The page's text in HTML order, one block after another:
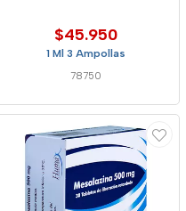
$45.950
1 Ml 3 Ampollas
78750